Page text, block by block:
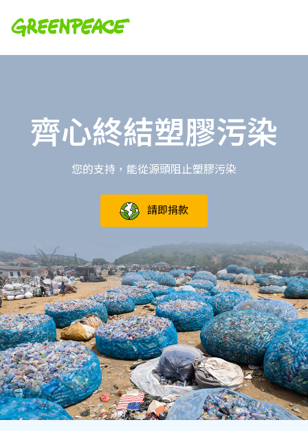
齊心終結塑膠污染
您的支持，能從源頭阻止塑膠污染
請即捐款